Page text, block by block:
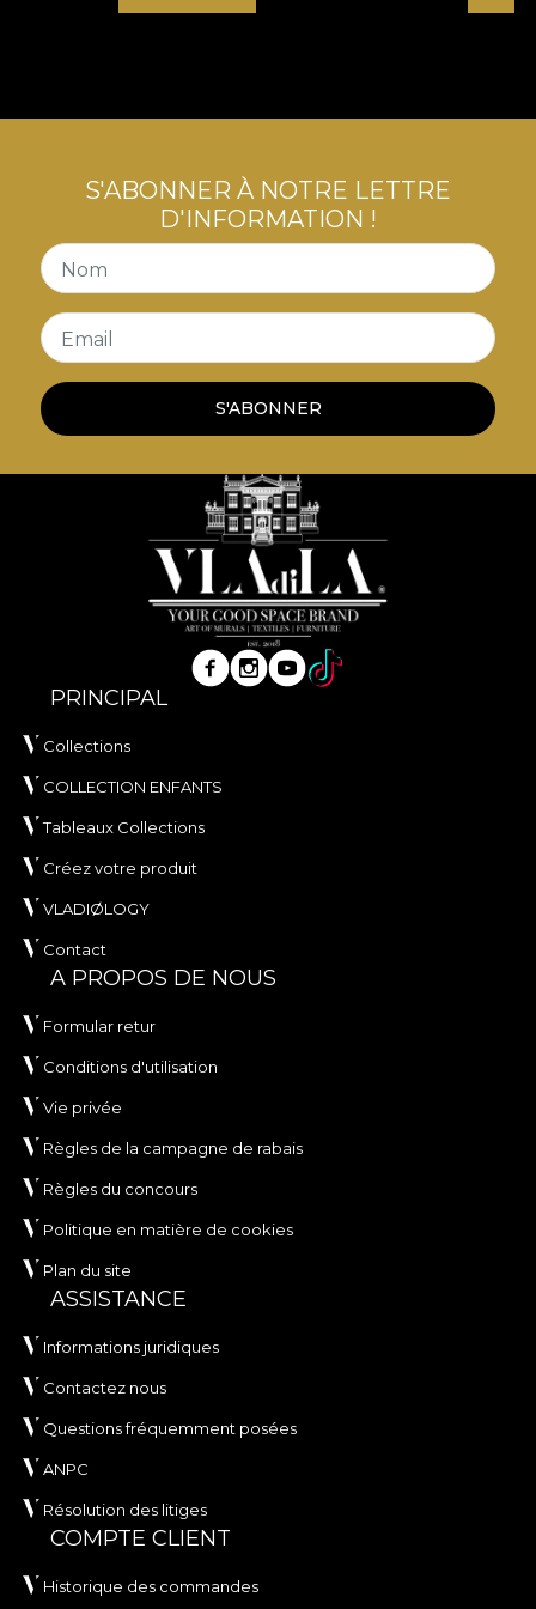
S'ABONNER À NOTRE LETTRE
D'INFORMATION !
Nom
Email
S'ABONNER
PRINCIPAL
Collections
COLLECTION ENFANTS
Tableaux Collections
Créez votre produit
VLADIØLOGY
Contact
A PROPOS DE NOUS
Formular retur
Conditions d'utilisation
Vie privée
Règles de la campagne de rabais
Règles du concours
Politique en matière de cookies
Plan du site
ASSISTANCE
Informations juridiques
Contactez nous
Questions fréquemment posées
ANPC
Résolution des litiges
COMPTE CLIENT
Historique des commandes